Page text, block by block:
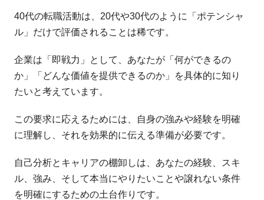
40代の転職活動は、20代や30代のように「ポテンシャ
ル」だけで評価されることは稀です。
企業は「即戦力」として、あなたが「何ができるの
か」「どんな価値を提供できるのか」を具体的に知り
たいと考えています。
この要求に応えるためには、自身の強みや経験を明確
に理解し、それを効果的に伝える準備が必要です。
自己分析とキャリアの棚卸しは、あなたの経験、スキ
ル、強み、そして本当にやりたいことや譲れない条件
を明確にするための土台作りです。